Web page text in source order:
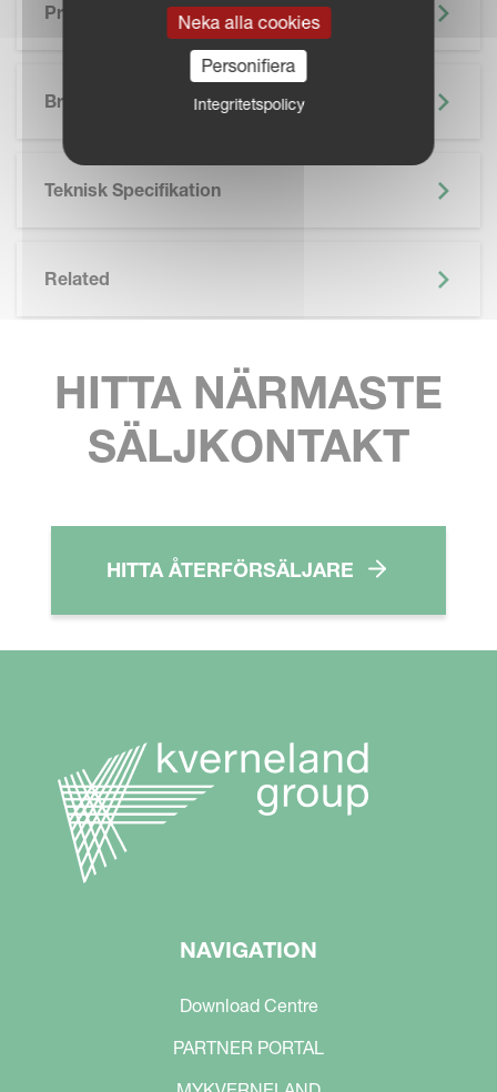
Precisionsjordbruk
Broschyr
Teknisk Specifikation
Related
HITTA NÄRMASTE
SÄLJKONTAKT
HITTA ÅTERFÖRSÄLJARE
NAVIGATION
Download Centre
PARTNER PORTAL
Neka alla cookies
Personifiera
Integritetspolicy